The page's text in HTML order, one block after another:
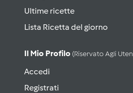
Ultime ricette
Lista Ricetta del giorno
Il Mio Profilo (riservato Agli
Accedi
Registrati